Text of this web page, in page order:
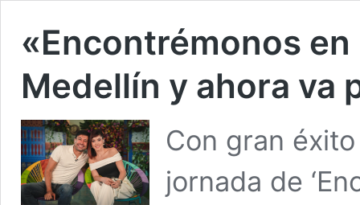
«Encontrémonos
Medellín y ahora va
Con gran
jornada de